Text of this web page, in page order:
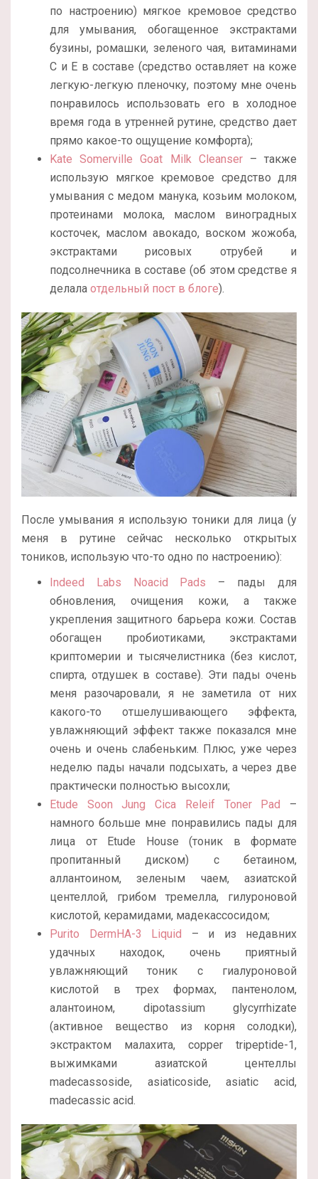
по настроению) мягкое кремовое средство
для умывания, обогащенное экстрактами
бузины, ромашки, зеленого чая, витаминами
С и Е в составе (средство оставляет на коже
легкую-легкую пленочку, поэтому мне очень
понравилось использовать его в холодное
время года в утренней рутине, средство дает
прямо какое-то ощущение комфорта);
Kate Somerville Goat Milk Cleanser– также
использую мягкое кремовое средство для
умывания с медом манука, козьим молоком,
протеинами молока, маслом виноградных
косточек, маслом авокадо, воском жожоба,
экстрактами рисовых отрубей и
подсолнечника в составе (об этом средстве я
делала отдельный пост в блоге).
После умывания я использую тоники для лица (у
меня в рутине сейчас несколько открытых
тоников, использую что-то одно по настроению):
Indeed Labs Noacid Pads – пады для
обновления, очищения кожи, а также
укрепления защитного барьера кожи. Состав
обогащен пробиотиками, экстрактами
криптомерии и тысячелистника (без кислот,
спирта, отдушек в составе). Эти пады очень
меня разочаровали, я не заметила от них
какого-то отшелушивающего эффекта,
увлажняющий эффект также показался мне
очень и очень слабеньким. Плюс, уже через
неделю пады начали подсыхать, а через две
практически полностью высохли;
Etude Soon Jung Cica Releif Toner Pad –
намного больше мне понравились пады для
лица от Etude House (тоник в формате
пропитанный диском) с бетаином,
аллантоином, зеленым чаем, азиатской
центеллой, грибом тремелла, гилуроновой
кислотой, керамидами, мадекассосидом;
Purito DermHA-3 Liquid – и из недавних
удачных находок, очень приятный
увлажняющий тоник с гиалуроновой
кислотой в трех формах, пантенолом,
алантоином, dipotassium glycyrrhizate
(активное вещество из корня солодки),
экстрактом малахита, copper tripeptide-1,
выжимками азиатской центеллы
madecassoside, asiaticoside, asiatic acid,
madecassic acid.